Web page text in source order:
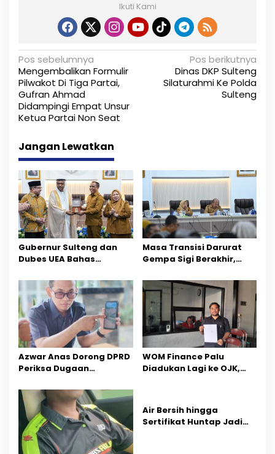
Ikuti Kami
N
a
v
i
g
a
s
i
p
o
s
Pos sebelumnya
Mengembalikan Formulir
Pilwakot Di Tiga Partai,
Gufran Ahmad
Didampingi Empat Unsur
Ketua Partai Non Seat
Pos berikutnya
Dinas DKP Sulteng
Silaturahmi Ke Polda
Sulteng
Jangan Lewatkan
Gubernur Sulteng dan
Dubes UEA Bahas
Sektor Jadi Prioritas
Masa Transisi Darurat
Gempa Sigi Berakhir,
Percepatan Pemulihan
Azwar Anas Dorong DPRD
Periksa Dugaan
Wilayah Tambang PT
CPM
‎WOM Finance Palu
Diadukan Lagi ke OJK,
Dipersoalkan ‎
Air Bersih hingga
Sertifikat Huntap Jadi